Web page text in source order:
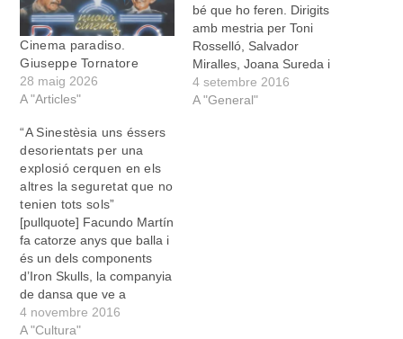
Cinema paradiso.
Giuseppe Tornatore
28 maig 2026
A "Articles"
bé que ho feren. Dirigits
amb mestria per Toni
Rosselló, Salvador
Miralles, Joana Sureda i
Sebastià Adrover,
interpretaren aquesta
4 setembre 2016
A "General"
“A Sinestèsia uns éssers
desorientats per una
explosió cerquen en els
altres la seguretat que no
tenien tots sols”
[pullquote] Facundo Martín
fa catorze anys que balla i
és un dels components
d’Iron Skulls, la companyia
de dansa que ve a
representar aquest cap de
setmana Sinestesia, un
4 novembre 2016
A "Cultura"